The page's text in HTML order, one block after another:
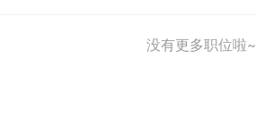
没有更多职位啦~